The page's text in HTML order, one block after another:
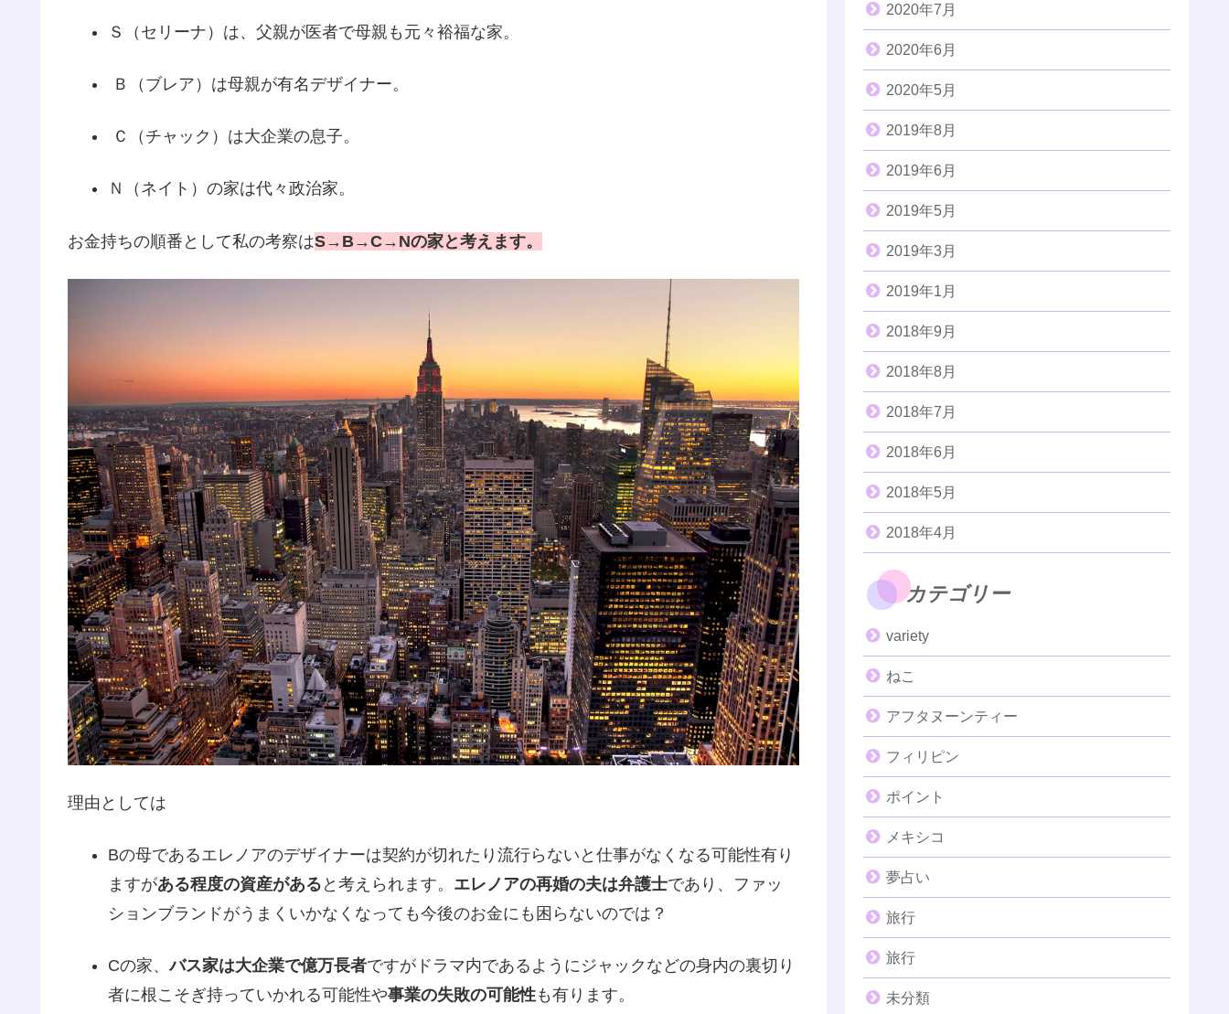
Ｓ（セリーナ）は、父親が医者で母親も元々裕福な家。
Ｂ（ブレア）は母親が有名デザイナー。
Ｃ（チャック）は大企業の息子。
Ｎ（ネイト）の家は代々政治家。
お金持ちの順番として私の考察はS→B→C→Nの家と考えます。
理由としては
Bの母であるエレノアのデザイナーは契約が切れたり流行らないと仕事がなくなる可能性有り
ますがある程度の資産がある と考えられます。 エレノアの再婚の夫は弁護士であり、ファッ
ションブランドがうまくいかなくなっても今後のお金にも困らないのでは？
Cの家、バス家は大企業で億万長者ですがドラマ内であるようにジャックなどの身内の裏切り
者に根こそぎ持っていかれる可能性や事業の失敗の可能性も有ります。
2020年7月
2020年6月
2020年5月
2019年8月
2019年6月
2019年5月
2019年3月
2019年1月
2018年9月
2018年8月
2018年7月
2018年6月
2018年5月
2018年4月
カテゴリー
variety
ねこ
アフタヌーンティー
フィリピン
ポイント
メキシコ
夢占い
旅行
旅行
未分類